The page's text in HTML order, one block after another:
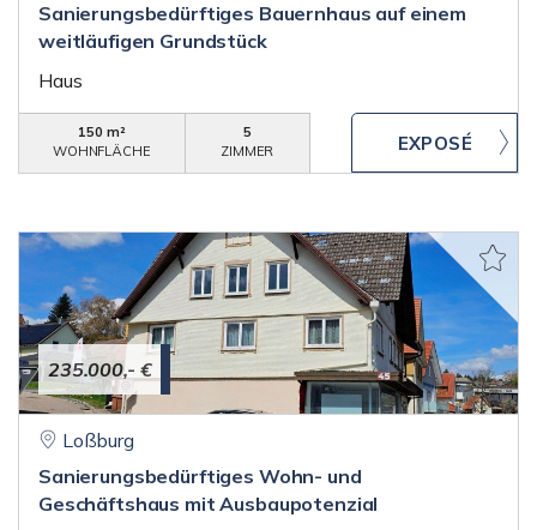
Sanierungsbedürftiges Bauernhaus auf einem
weitläufigen Grundstück
Haus
150 m²
WOHNFLÄCHE
5
ZIMMER
235.000,- €
Loßburg
Sanierungsbedürftiges Wohn- und
Geschäftshaus mit Ausbaupotenzial